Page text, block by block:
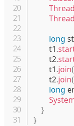
Thread
Thread
long
        t1
.
        t2
.
        t1
.join(
        t2
.join(
long
}
}